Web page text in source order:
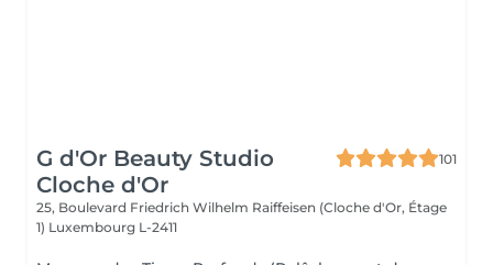
G d'Or Beauty Studio
Cloche d'Or
101
25, Boulevard Friedrich Wilhelm Raiffeisen (Cloche d'Or, Étage
1) Luxembourg L-2411